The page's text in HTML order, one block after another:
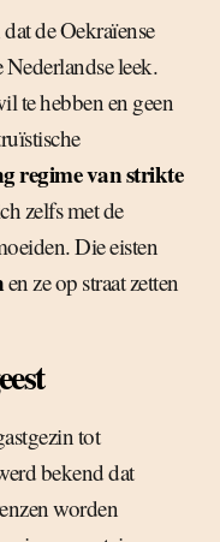
de Oekraïense
leek.
te hebben en geen
regime van strikte
zelfs met de
Die eisten
en ze op straat zetten
tot
bekend dat
worden